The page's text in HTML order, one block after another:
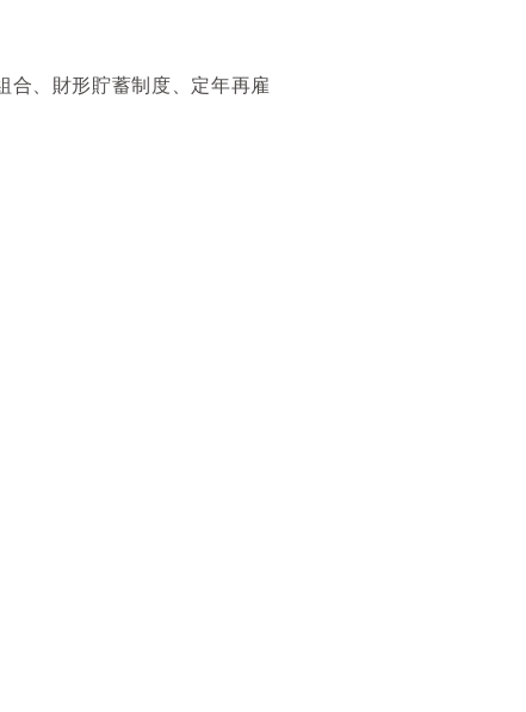
合、財形貯蓄制度、定年再雇